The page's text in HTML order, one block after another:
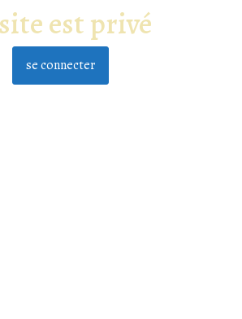
est privé
se connecter